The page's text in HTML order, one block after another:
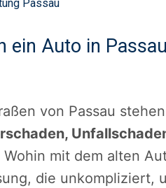
Passau
ein Auto in
von Passau
Wohin mit dem alten
die unkompliziert,